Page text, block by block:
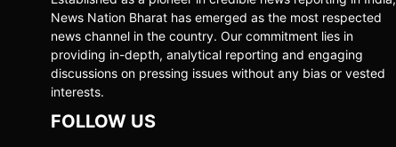
News Nation Bharat has emerged as the most respected
news channel in the country. Our commitment lies in
providing in-depth, analytical reporting and engaging
discussions on pressing issues without any bias or vested
interests.
FOLLOW US